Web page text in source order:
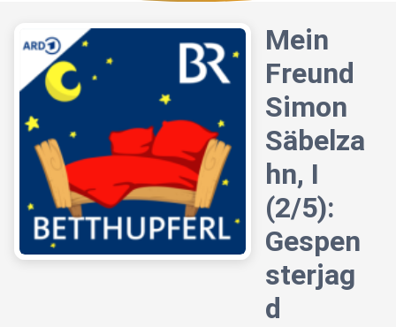
Mein
Freund
Simon
Säbelza
hn, I
(2/5):
Gespen
sterjag
d